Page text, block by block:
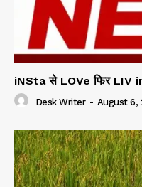
iNSta से LOVe फिर LIV
Desk Writer - August 6,